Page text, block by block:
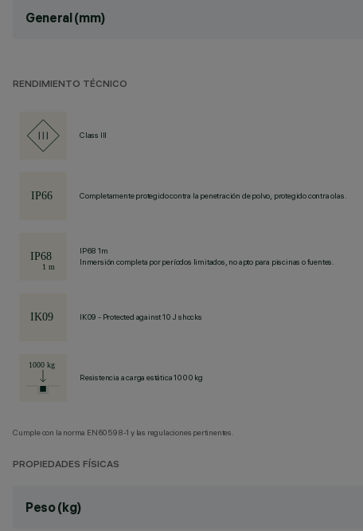
General (mm)
RENDIMIENTO TÉCNICO
Class III
Completamente protegido contra la penetración de polvo, protegido contra olas.
IP68 1m
Inmersión completa por períodos limitados, no apto para piscinas o fuentes.
IK09 - Protected against 10 J shocks
Resistencia a carga estática 1000 kg
Cumple con la norma EN60598-1 y las regulaciones pertinentes.
PROPIEDADES FÍSICAS
Peso (kg)